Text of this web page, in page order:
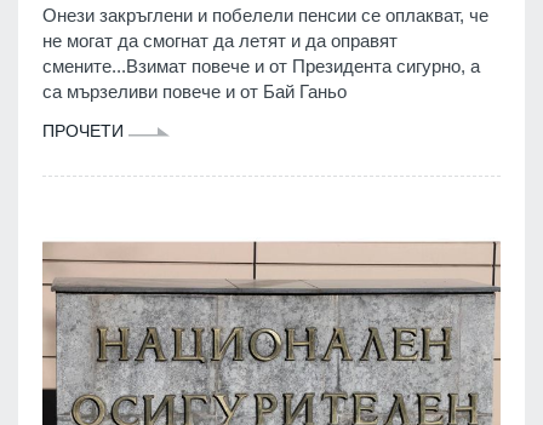
Онези закръглени и побелели пенсии се оплакват, че
не могат да смогнат да летят и да оправят
смените...Взимат повече и от Президента сигурно, а
са мързеливи повече и от Бай Ганьо
ПРОЧЕТИ